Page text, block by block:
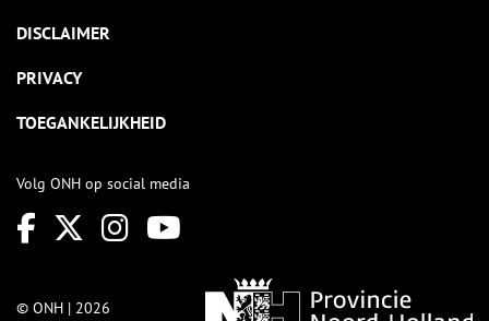
DISCLAIMER
PRIVACY
TOEGANKELIJKHEID
Volg ONH op social media
© ONH | 2026